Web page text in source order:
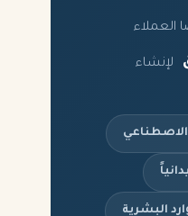
العملاء
لإنشاء
الاصطناعي
البشرية